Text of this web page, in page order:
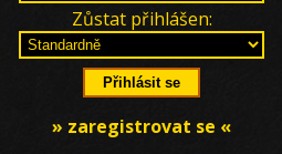
Zůstat přihlášen:
» zaregistrovat se «